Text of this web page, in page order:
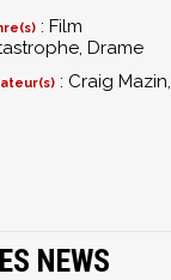
: Film
Drame
: Craig Mazin,
NEWS